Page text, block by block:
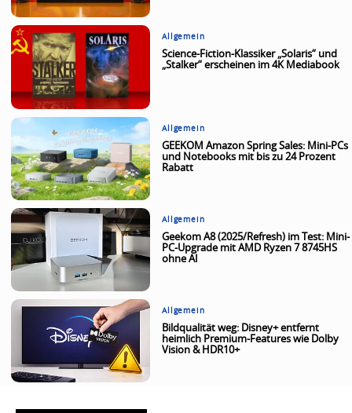
Allgemein
Science-Fiction-Klassiker „Solaris“ und
„Stalker“ erscheinen im 4K Mediabook
Allgemein
GEEKOM Amazon Spring Sales: Mini-PCs
und Notebooks mit bis zu 24 Prozent
Rabatt
Allgemein
Geekom A8 (2025/Refresh) im Test: Mini-
PC-Upgrade mit AMD Ryzen 7 8745HS
ohne AI
Allgemein
Bildqualität weg: Disney+ entfernt
heimlich Premium-Features wie Dolby
Vision & HDR10+